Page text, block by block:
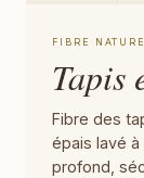
FIBRE
Tapis
Fibre des
épais lavé
profond,